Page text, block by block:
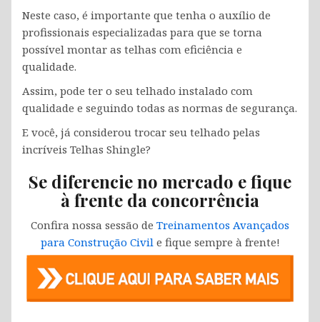
Neste caso, é importante que tenha o auxílio de
profissionais especializadas para que se torna
possível montar as telhas com eficiência e
qualidade.
Assim, pode ter o seu telhado instalado com
qualidade e seguindo todas as normas de segurança.
E você, já considerou trocar seu telhado pelas
incríveis Telhas Shingle?
Se diferencie no mercado e fique
à frente da concorrência
Confira nossa sessão de Treinamentos Avançados
para Construção Civile fique sempre à frente!